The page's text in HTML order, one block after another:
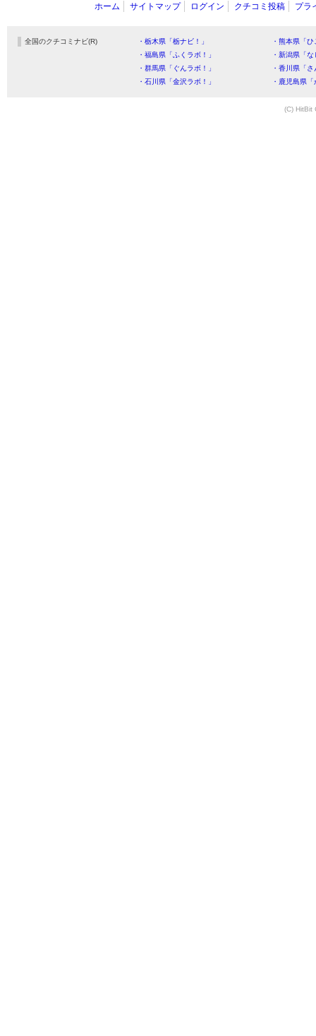
ホーム サイトマップ ログイン クチコミ投稿 プラ
全国のクチコミナビ(R) ・栃木県「栃ナビ！」
・熊本県「
・福島県「ふくラボ！」
・新潟県「
・群馬県「ぐんラボ！」
・香川県「
・石川県「金沢ラボ！」
・鹿児島県
(C) HitBit